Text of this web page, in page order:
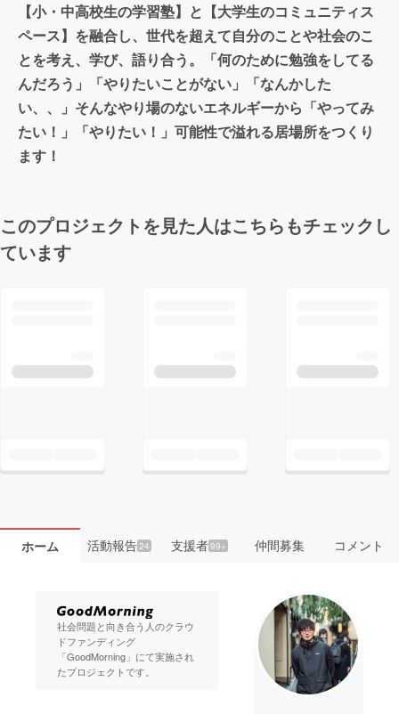
【小・中高校生の学習塾】と【大学生のコミュニティス
ペース】を融合し、世代を超えて自分のことや社会のこ
とを考え、学び、語り合う。「何のために勉強をしてる
んだろう」「やりたいことがない」「なんかした
い、、」そんなやり場のないエネルギーから「やってみ
たい！」「やりたい！」可能性で溢れる居場所をつくり
ます！
このプロジェクトを見た人はこちらもチェックし
ています
ホーム 活動報告24 支援者99+ 仲間募集 コメント
社会問題と向き合う人のクラウ
ドファンディング
「GoodMorning」にて実施され
たプロジェクトです。